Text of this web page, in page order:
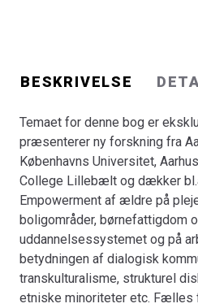
BESKRIVELSE
Temaet for denne bog er
præsenterer ny forskning fra
Københavns Universitet,
College Lillebælt og dækker
Empowerment af ældre på
boligområder, børnefattigdom
uddannelsessystemet og på
betydningen af dialogisk
transkulturalisme, strukturel
etniske minoriteter etc. Fælles